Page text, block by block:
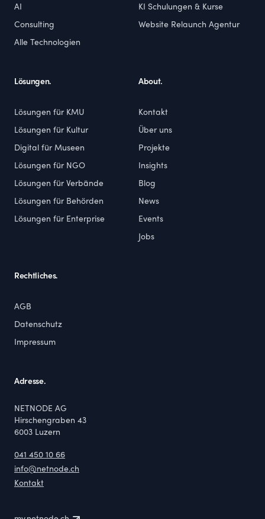
AI
Consulting
Alle Technologien
KI Schulungen & Kurse
Website Relaunch Agentur
Lösungen.
Lösungen für KMU
Lösungen für Kultur
Digital für Museen
Lösungen für NGO
Lösungen für Verbände
Lösungen für Behörden
Lösungen für Enterprise
About.
Kontakt
Über uns
Projekte
Insights
Blog
News
Events
Jobs
Rechtliches.
AGB
Datenschutz
Impressum
Adresse.
NETNODE AG
Hirschengraben 43
6003 Luzern
041 450 10 66
info@netnode.ch
Kontakt